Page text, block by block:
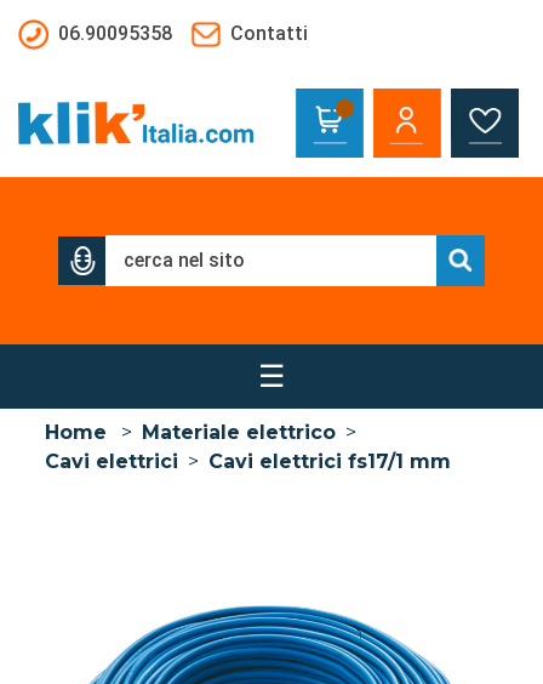
06.90095358
Contatti
☰
Home > Materiale elettrico >
Cavi elettrici > Cavi elettrici fs17/1 mm